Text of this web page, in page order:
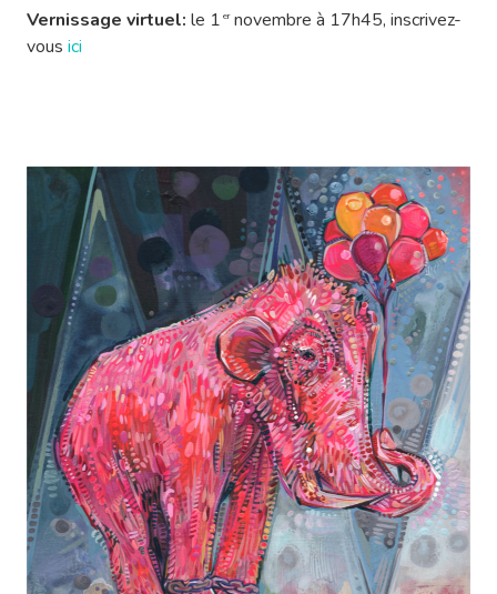
Vernissage virtuel: le 1 ernovembre à 17h45, inscrivez-
vous ici